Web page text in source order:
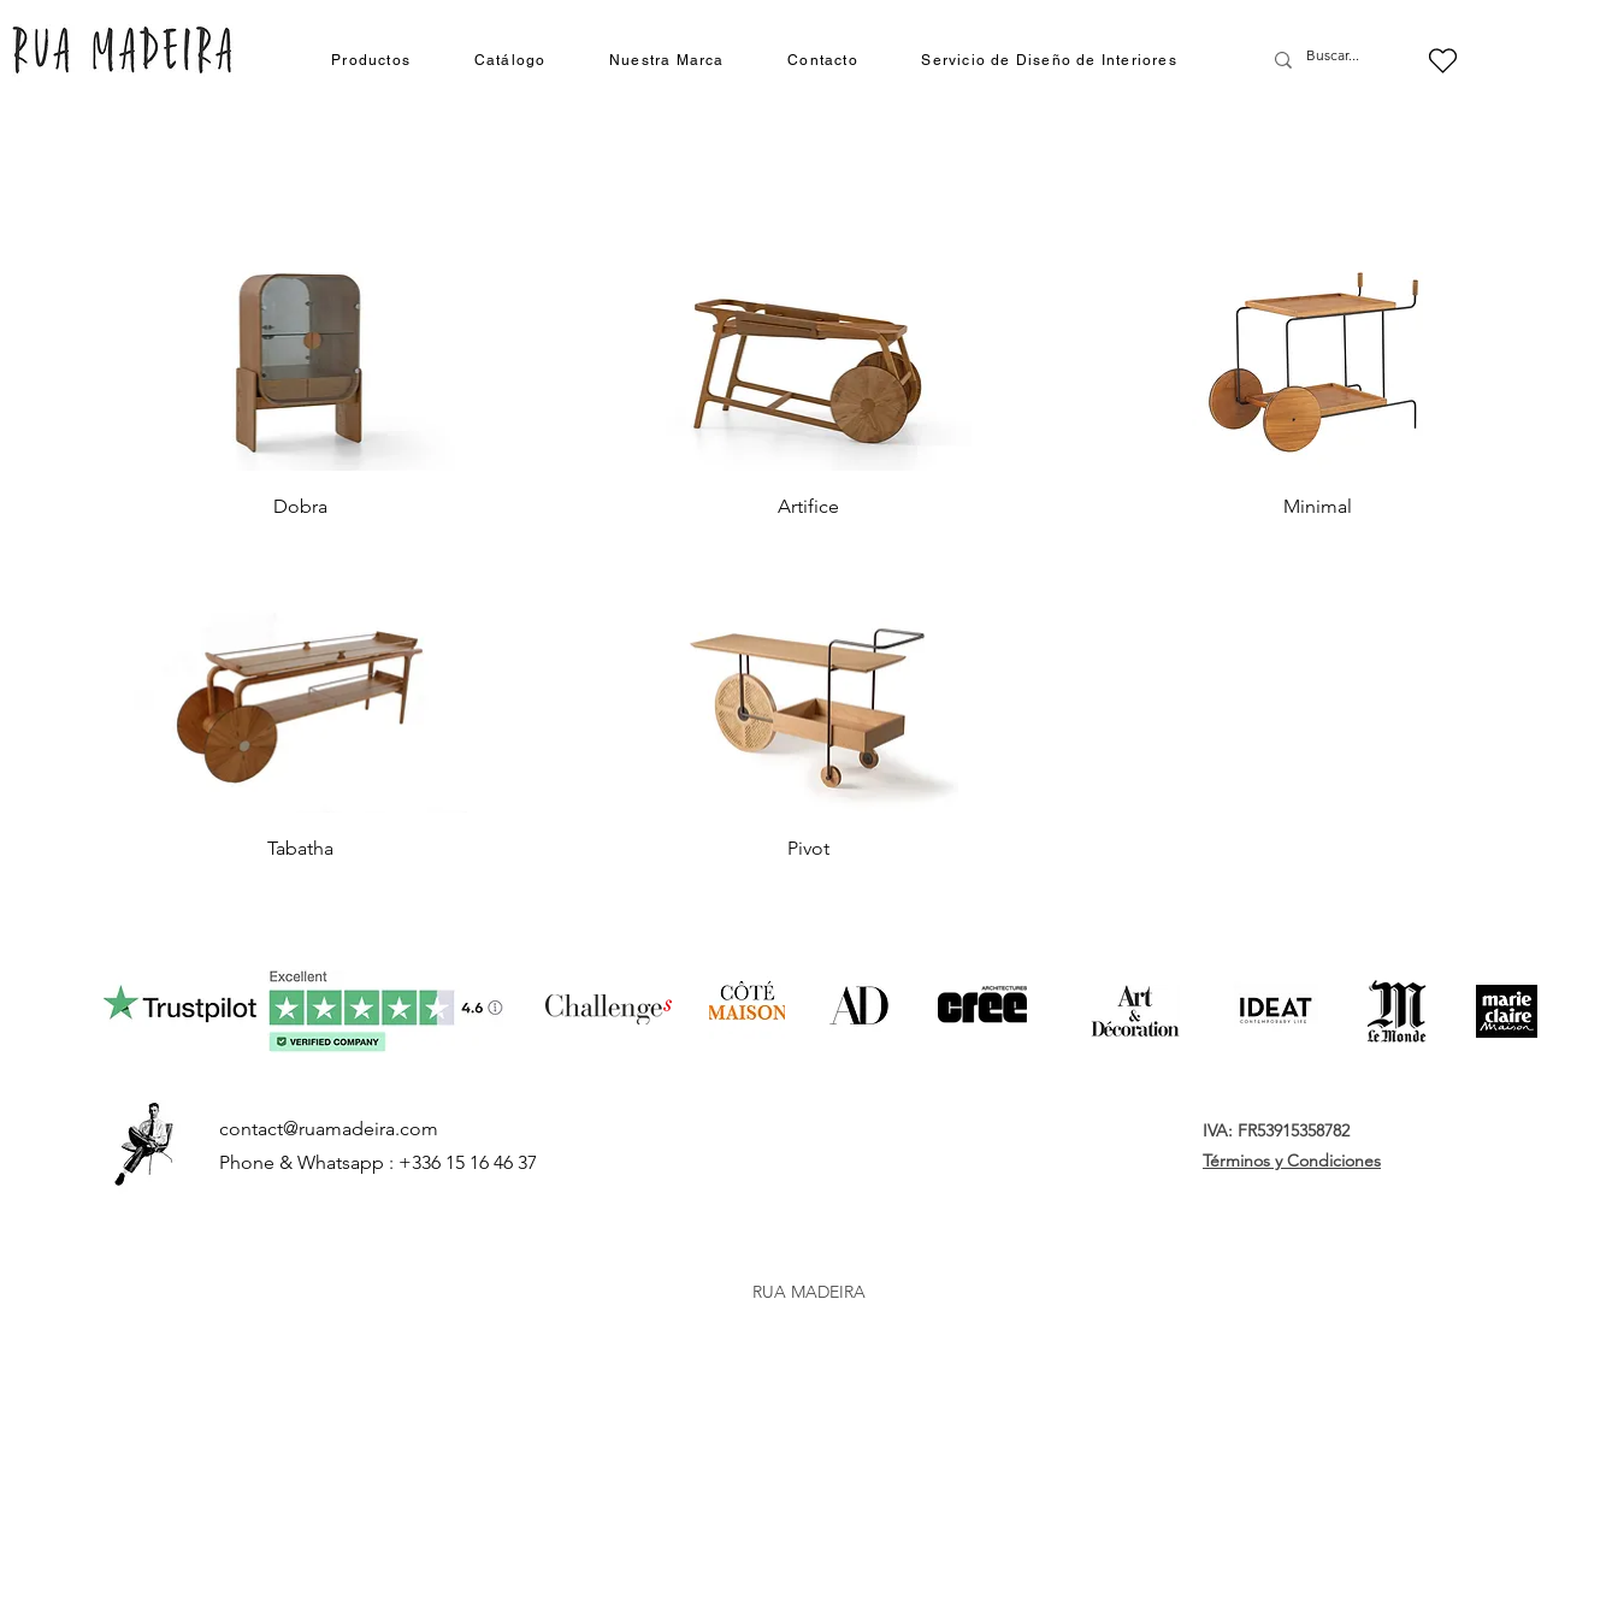
Productos Catálogo Nuestra Marca Contacto Servicio de Diseño de Interiores
Dobra Artifice Minimal
Tabatha Pivot
contact@ruamadeira.com
Phone & Whatsapp : +336 15 16 46 37
IVA: FR53915358782
Términos y Condiciones
RUA MADEIRA